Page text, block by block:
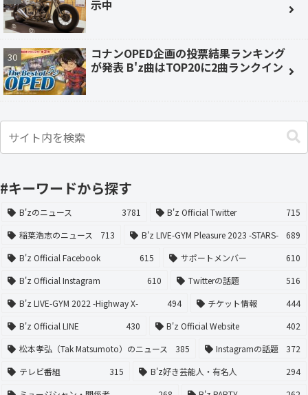
示中
コナンOPED企画の投票結果ランキング
が発表 B'z曲はTOP20に2曲ランクイン
#キーワードから探す
B'zのニュース 3781 B'z Official Twitter
715
稲葉浩志のニュース
713 B'z LIVE-GYM Pleasure 2023 -STARS-
689
B'z Official Facebook
615 サポートメンバー
610
B'z Official Instagram
610 Twitterの話題
516
B'z LIVE-GYM 2022 -Highway X-
494 チケット情報
444
B'z Official LINE
430 B'z Official Website
402
松本孝弘（Tak Matsumoto）のニュース
385 Instagramの話題
372
テレビ番組
315 B'z好き芸能人・有名人
294